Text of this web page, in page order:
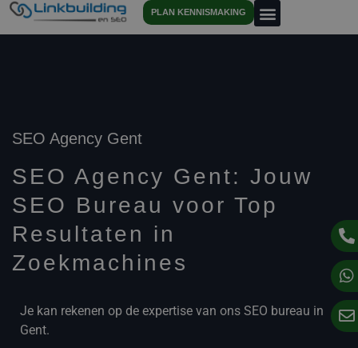
PLAN KENNISMAKING
SEO Agency Gent
SEO Agency Gent: Jouw
SEO Bureau voor Top
Resultaten in
Zoekmachines
Je kan rekenen op de expertise van ons SEO bureau in
Gent.